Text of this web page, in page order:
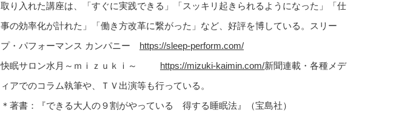
取り入れた講座は、「すぐに実践できる」「スッキリ起きられるようになった」「仕
事の効率化が計れた」「働き方改革に繋がった」など、好評を博している。スリー
プ・パフォーマンス カンパニー https://sleep-perform.com/
快眠サロン水月～ｍｉｚｕｋｉ～ https://mizuki-kaimin.com/新聞連載・各種メデ
ィアでのコラム執筆や、ＴＶ出演等も行っている。
＊著書：『できる大人の９割がやっている 得する睡眠法』（宝島社）